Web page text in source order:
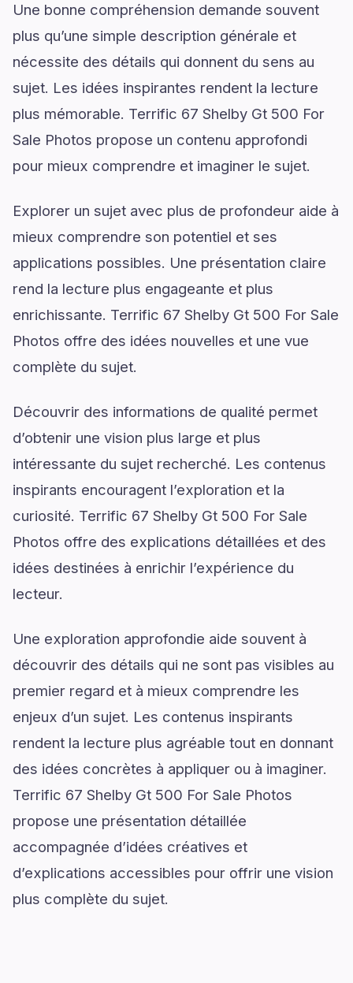
Une bonne compréhension demande souvent
plus qu’une simple description générale et
nécessite des détails qui donnent du sens au
sujet. Les idées inspirantes rendent la lecture
plus mémorable. Terrific 67 Shelby Gt 500 For
Sale Photos propose un contenu approfondi
pour mieux comprendre et imaginer le sujet.
Explorer un sujet avec plus de profondeur aide à
mieux comprendre son potentiel et ses
applications possibles. Une présentation claire
rend la lecture plus engageante et plus
enrichissante. Terrific 67 Shelby Gt 500 For Sale
Photos offre des idées nouvelles et une vue
complète du sujet.
Découvrir des informations de qualité permet
d’obtenir une vision plus large et plus
intéressante du sujet recherché. Les contenus
inspirants encouragent l’exploration et la
curiosité. Terrific 67 Shelby Gt 500 For Sale
Photos offre des explications détaillées et des
idées destinées à enrichir l’expérience du
lecteur.
Une exploration approfondie aide souvent à
découvrir des détails qui ne sont pas visibles au
premier regard et à mieux comprendre les
enjeux d’un sujet. Les contenus inspirants
rendent la lecture plus agréable tout en donnant
des idées concrètes à appliquer ou à imaginer.
Terrific 67 Shelby Gt 500 For Sale Photos
propose une présentation détaillée
accompagnée d’idées créatives et
d’explications accessibles pour offrir une vision
plus complète du sujet.